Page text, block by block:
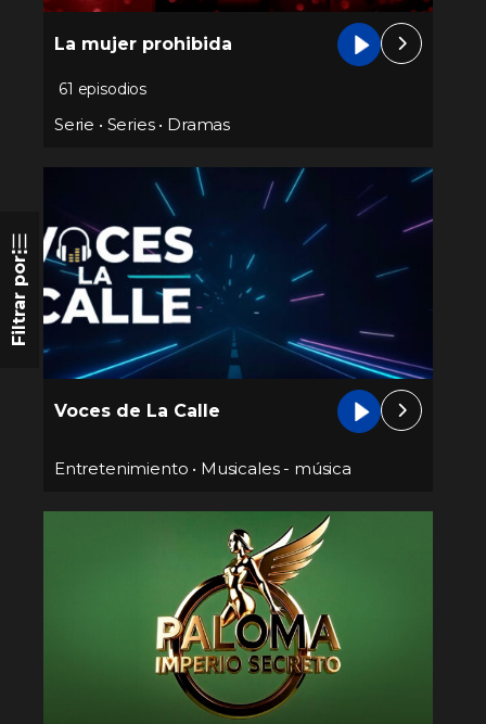
Filtrar por
La mujer prohibida
61 episodios
Serie • Series• Dramas
Voces de La Calle
Entretenimiento • Musicales - música